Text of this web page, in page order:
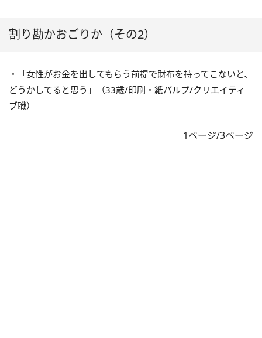
割り勘かおごりか（その2）
・「女性がお金を出してもらう前提で財布を持ってこないと、
どうかしてると思う」（33歳/印刷・紙パルプ/クリエイティ
ブ職）
1ページ/3ページ